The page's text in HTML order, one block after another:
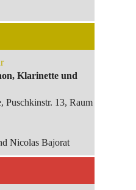
Klarinette und
Puschkinstr. 13, Raum
Nicolas Bajorat